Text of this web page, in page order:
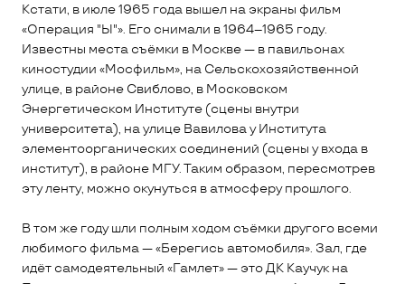
Кстати, в июле 1965 года вышел на экраны фильм
«Операция "Ы"». Его снимали в 1964–1965 году.
Известны места съёмки в Москве — в павильонах
киностудии «Мосфильм», на Сельскохозяйственной
улице, в районе Свиблово, в Московском
Энергетическом Институте (сцены внутри
университета), на улице Вавилова у Института
элементоорганических соединений (сцены у входа в
институт), в районе МГУ. Таким образом, пересмотрев
эту ленту, можно окунуться в атмосферу прошлого.
В том же году шли полным ходом съёмки другого всеми
любимого фильма — «Берегись автомобиля». Зал, где
идёт самодеятельный «Гамлет» — это ДК Каучук на